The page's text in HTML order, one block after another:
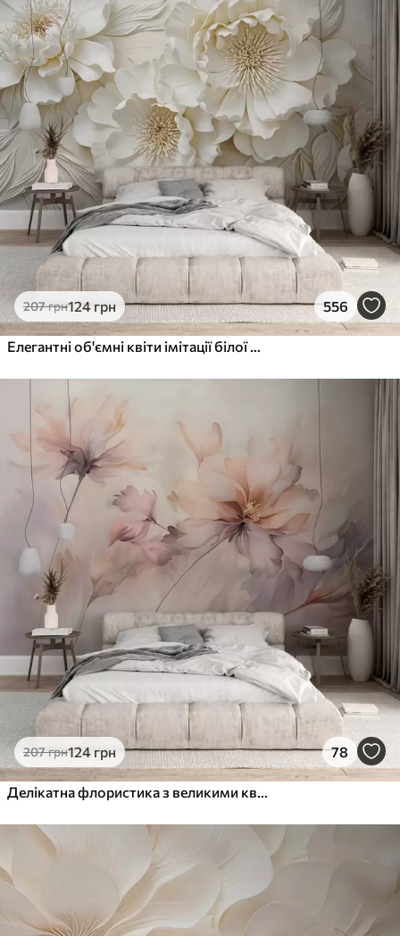
207грн124 грн 556
207грн124 грн 78